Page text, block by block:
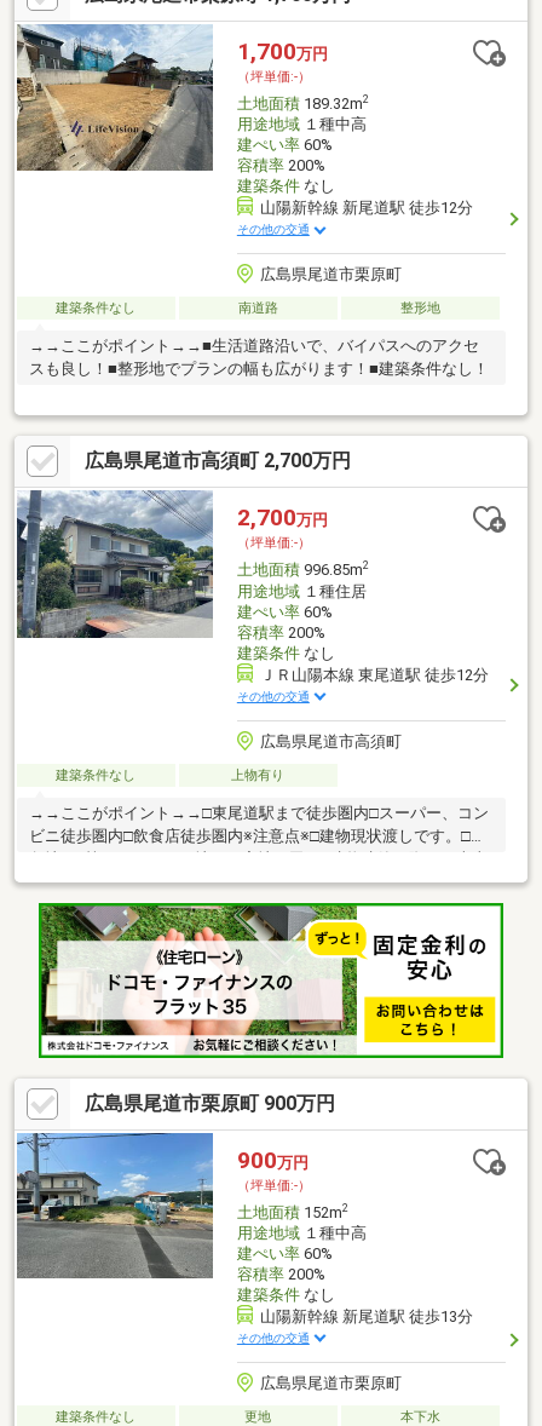
◇LINEをご登録いただくと24時間365日ご対応可能です◇⇒＠509
ｄｐｙｐｘ登録して最新情報をゲット！！
1,700万円
（坪単価:-）
土地面積189.32m2
用途地域１種中高
建ぺい率60%
容積率200%
建築条件なし
山陽新幹線 新尾道駅 徒歩12分
その他の交通
広島県尾道市栗原町
建築条件なし 南道路 整形地
→→ここがポイント→→■生活道路沿いで、バイパスへのアクセ
スも良し！■整形地でプランの幅も広がります！■建築条件なし！
広島県尾道市高須町 2,700万円
2,700万円
（坪単価:-）
土地面積996.85m2
用途地域１種住居
建ぺい率60%
容積率200%
建築条件なし
ＪＲ山陽本線 東尾道駅 徒歩12分
その他の交通
広島県尾道市高須町
建築条件なし 上物有り
→→ここがポイント→→□東尾道駅まで徒歩圏内□スーパー、コン
ビニ徒歩圏内□飲食店徒歩圏内※注意点※□建物現状渡しです。□対
象地が2筆あります。（地目 宅地・田）□建物建築の際は、南東
側公道より43条2項1号許可基準3（橋掛け）に該当する必要があ
ります。 既存の橋は届出をしておりません。
広島県尾道市栗原町 900万円
900万円
（坪単価:-）
土地面積152m2
用途地域１種中高
建ぺい率60%
容積率200%
建築条件なし
山陽新幹線 新尾道駅 徒歩13分
その他の交通
広島県尾道市栗原町
建築条件なし 更地
本下水